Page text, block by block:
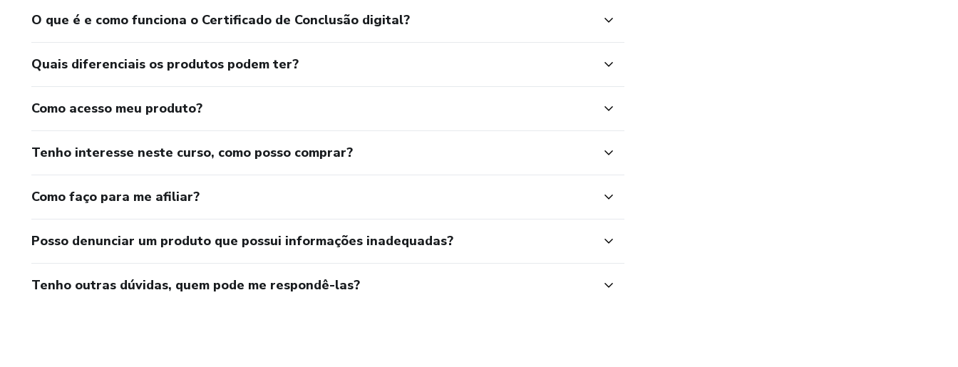
O que é e como funciona o Certificado de Conclusão digital?
Quais diferenciais os produtos podem ter?
Como acesso meu produto?
Tenho interesse neste curso, como posso comprar?
Como faço para me afiliar?
Posso denunciar um produto que possui informações inadequadas?
Tenho outras dúvidas, quem pode me respondê-las?